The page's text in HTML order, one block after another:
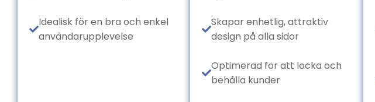
Idealisk för en bra och enkel
användarupplevelse
Skapar enhetlig, attraktiv
design på alla sidor
Optimerad för att locka och
behålla kunder